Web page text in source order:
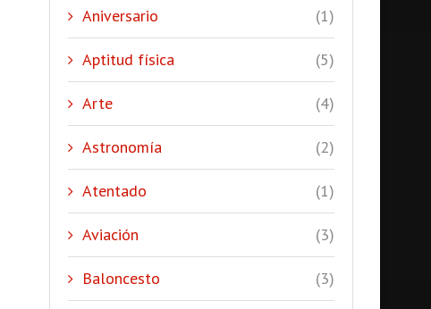
Aniversario (1)
Aptitud física (5)
Arte (4)
Astronomía (2)
Atentado (1)
Aviación (3)
Baloncesto (3)